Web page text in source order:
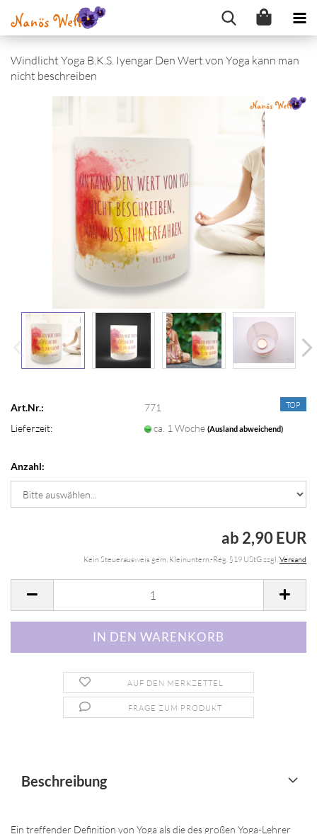
Windlicht Yoga B.K.S. Iyengar Den Wert von Yoga kann man
nicht beschreiben
TOP
Art.Nr.:
771
Lieferzeit:
ca. 1 Woche(Ausland abweichend)
Anzahl:
ab 2,90 EUR
Kein Steuerausweis gem. Kleinuntern.-Reg. §19 UStG zzgl.Versand
AUF DEN MERKZETTEL
FRAGE ZUM PRODUKT
Beschreibung
Ein treffender Definition von Yoga als die des großen Yoga-Lehrer